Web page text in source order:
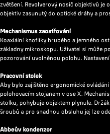
zvětšení. Revolverový nosič objektivů je
objektiv zasunutý do optické dráhy a
Mechanismus zaostřování
Koaxiální knoflíky hrubého a jemného
základny mikroskopu. Uživatel si může
pozorování uvolněnou polohu.
Pracovní stolek
Aby bylo zajištěno ergonomické
polohovacím stojanem v ose X.
stolku, pohybuje objektem plynule.
šroubů a pro snadnou obsluhu jej lze
Abbeův kondenzor